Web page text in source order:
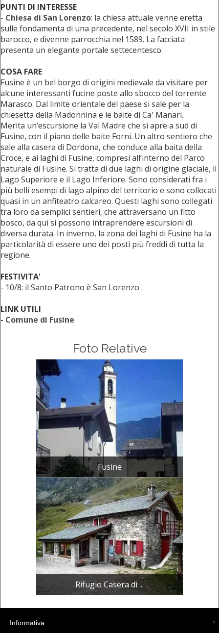
PUNTI DI INTERESSE
- Chiesa di San Lorenzo: la chiesa attuale venne eretta
sulle fondamenta di una precedente, nel secolo XVII in stile
barocco, e divenne parrocchia nel 1589. La facciata
presenta un elegante portale settecentesco.
COSA FARE
Fusine è un bel borgo di origini medievale da visitare per
alcune interessanti fucine poste allo sbocco del torrente
Marasco. Dal limite orientale del paese si sale per la
chiesetta della Madonnina e le baite di Ca' Manari.
Merita un’escursione la Val Madre che si apre a sud di
Fusine, con il piano delle baite Forni. Un altro sentiero che
sale alla casera di Dordona, che conduce alla baita della
Croce, e ai laghi di Fusine, compresi all’interno del Parco
naturale di Fusine. Si tratta di due laghi di origine glaciale, il
Lago Superiore e il Lago Inferiore. Sono considerati fra i
più belli esempi di lago alpino del territorio e sono collocati
quasi in un anfiteatro calcareo. Questi laghi sono collegati
tra loro da semplici sentieri, che attraversano un fitto
bosco, da qui si possono intraprendere escursioni di
diversa durata. In inverno, la zona dei laghi di Fusine ha la
particolarità di essere uno dei posti più freddi di tutta la
regione.
FESTIVITA'
- 10/8: il Santo Patrono è San Lorenzo .
LINK UTILI
- Comune di Fusine
Foto Relative
Fusine
Rifugio Casera di ...
×
Informativa